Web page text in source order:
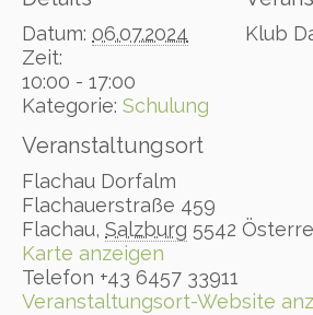
Datum: 06.07.2024
Zeit:
10:00 - 17:00
Kategorie: Schulung
Veranstaltungsort
Flachau Dorfalm
Flachauerstraße 459
Flachau, Salzburg 5542
Karte anzeigen
Telefon +43 6457 33911
Veranstaltungsort-Website
Klub